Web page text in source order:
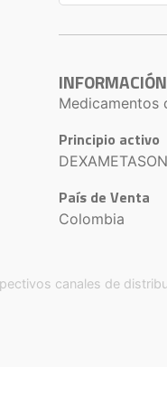
Medicamentos
Principio activo
País de Venta
Colombia
canales de